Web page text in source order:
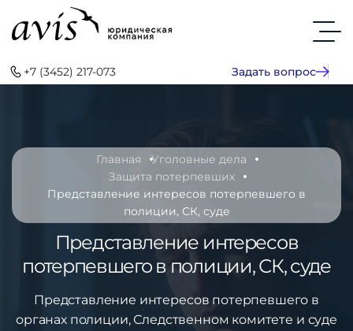
+7 (3452) 217-073 Задать вопрос
Главная
Уголовные дела
Защита потерпевших
Представление интересов потерпевшего в
полиции, СК, суде
Представление интересов
потерпевшего в полиции, СК, суде
Представление интересов потерпевшего в
органах полиции, Следственном комитете и суде